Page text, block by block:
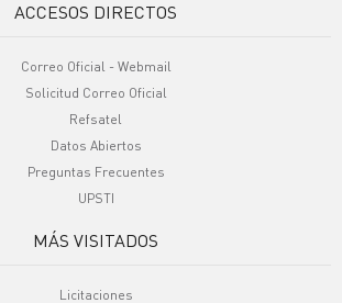
ACCESOS DIRECTOS
Correo Oficial - Webmail
Solicitud Correo Oficial
Refsatel
Datos Abiertos
Preguntas Frecuentes
UPSTI
MÁS VISITADOS
Licitaciones